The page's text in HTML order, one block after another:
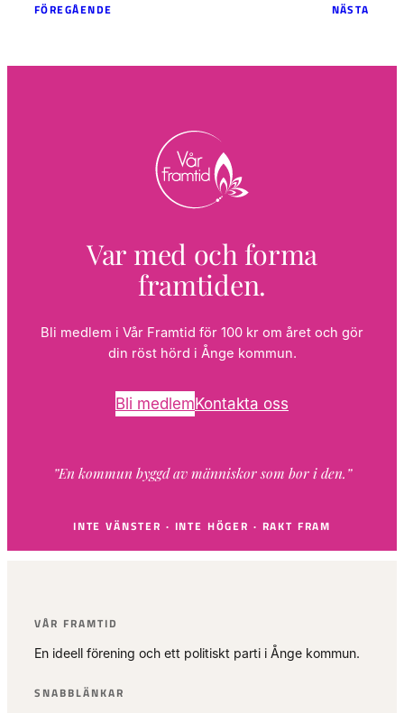
FÖREGÅENDE NÄSTA
Var med och forma
framtiden.
Bli medlem i Vår Framtid för 100 kr om året och gör
din röst hörd i Ånge kommun.
Bli medlem Kontakta oss
”En kommun byggd av människor som bor i den.”
INTE VÄNSTER · INTE HÖGER · RAKT FRAM
VÅR FRAMTID
En ideell förening och ett politiskt parti i Ånge kommun.
SNABBLÄNKAR